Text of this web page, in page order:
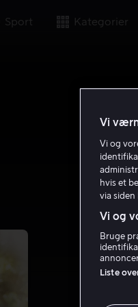
Sport Kategorier
Vi
Vi og
hvis et
via
Vi og
Bruge
Liste